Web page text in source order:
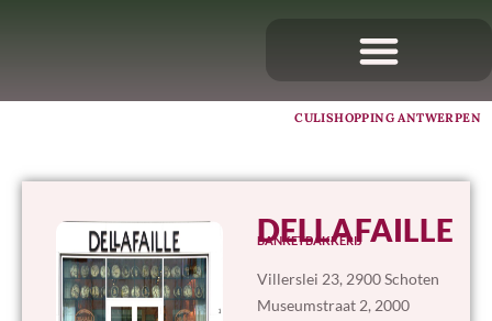
CULISHOPPING ANTWERPEN
DELLAFAILLE
BANKETBAKKERIJ
Villerslei 23, 2900 Schoten
Museumstraat 2, 2000